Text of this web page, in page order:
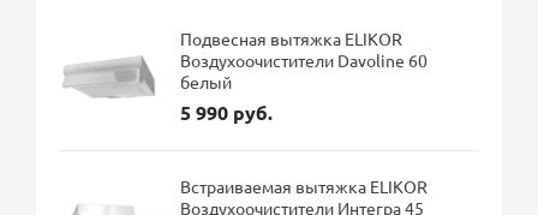
Подвесная вытяжка ELIKOR
Воздухоочистители Davoline 60
белый
5 990 руб.
Встраиваемая вытяжка ELIKOR
Воздухоочистители Интегра 45